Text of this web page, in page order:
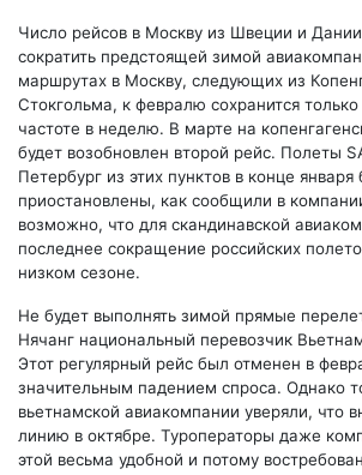
Число рейсов в Москву из Швеции и
сократить предстоящей зимой
маршрутах в Москву, следующих из
Стокгольма, к февралю сохранится
частоте в неделю. В марте на
будет возобновлен второй рейс. Полеты
Петербург из этих пунктов в конце января
приостановлены, как сообщили в
возможно, что для скандинавской
последнее сокращение российских
низком сезоне.
Не будет выполнять зимой прямые
Нячанг национальный перевозчик
Этот регулярный рейс был отменен в
значительным падением спроса. Однако
вьетнамской авиакомпании уверяли, что
линию в октябре. Туроператоры даже
этой весьма удобной и потому